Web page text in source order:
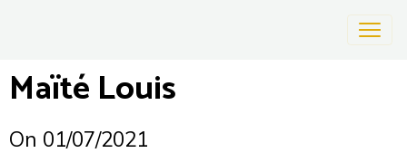
Maïté Louis
On 01/07/2021